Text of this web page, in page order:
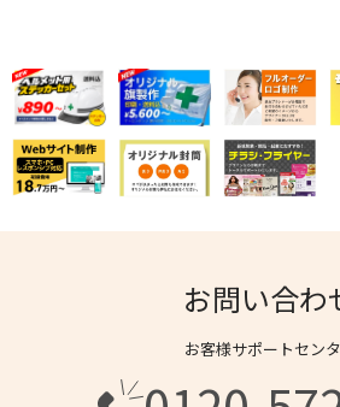
お問い合わ
お客様サポートセン